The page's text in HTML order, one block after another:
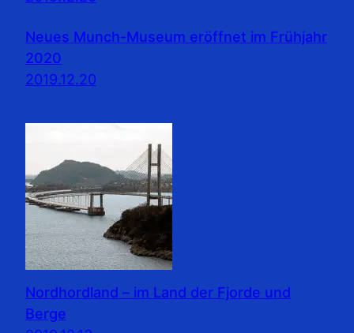
Neues Munch-Museum eröffnet im Frühjahr
2020
2019.12.20
Nordhordland – im Land der Fjorde und
Berge